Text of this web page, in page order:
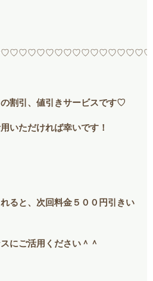
割引、値引きサービスです♡
いただければ幸いです！
ると、次回料金５００円引きい
にご活用ください＾＾